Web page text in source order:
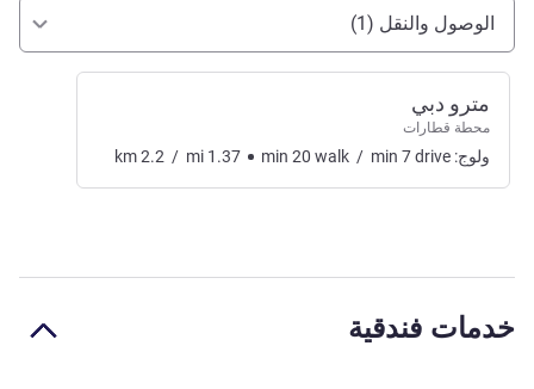
الوصول والتنقل
الوصول والنقل (1)
مترو دبي
محطة قطارات
ولوج: km2.2 / mi 1.37 min 20 walk / min 7drive
خدمات فندقية